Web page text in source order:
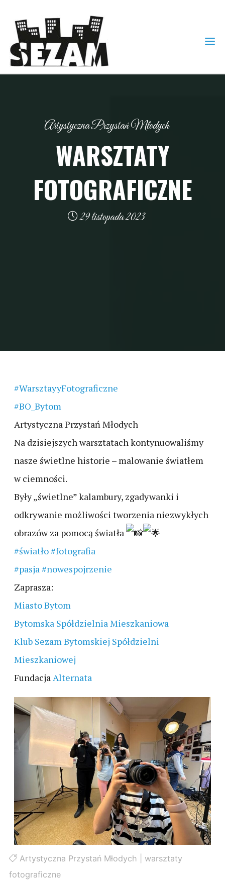
Artystyczna Przystań Młodych
WARSZTATY
FOTOGRAFICZNE
29 listopada 2023
#WarsztayyFotograficzne
#BO_Bytom
Artystyczna Przystań Młodych
Na dzisiejszych warsztatach kontynuowaliśmy
nasze świetlne historie – malowanie światłem
w ciemności.
Były „świetlne” kalambury, zgadywanki i
odkrywanie możliwości tworzenia niezwykłych
obrazów za pomocą światła
#światło#fotografia
#pasja#nowespojrzenie
Zaprasza:
Miasto Bytom
Bytomska Spółdzielnia Mieszkaniowa
Klub Sezam Bytomskiej Spółdzielni
Mieszkaniowej
FundacjaAlternata
Artystyczna Przystań Młodych
warsztaty
fotograficzne